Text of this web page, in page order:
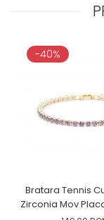
-40%
Bratara Tennis
Zirconia Mov